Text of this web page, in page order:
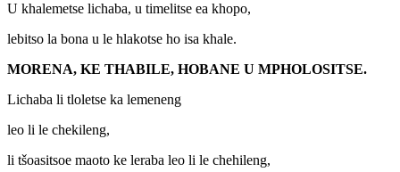
U khalemetse lichaba, u timelitse ea khopo,
lebitso la bona u le hlakotse ho isa khale.
MORENA, KE THABILE, HOBANE U MPHOLOSITSE.
Lichaba li tloletse ka lemeneng
leo li le chekileng,
li tšoasitsoe maoto ke leraba leo li le chehileng,